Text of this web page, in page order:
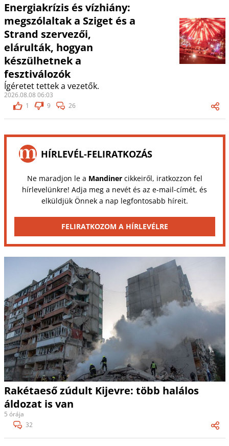
Energiakrízis és vízhiány:
megszólaltak a Sziget és a
Strand szervezői,
elárulták, hogyan
készülhetnek a
fesztiválozók
Ígéretet tettek a vezetők.
2026.08.08 06:03
1
9 26
HÍRLEVÉL-FELIRATKOZÁS
Ne maradjon le a Mandinercikkeiről, iratkozzon fel
hírlevelünkre! Adja meg a nevét és az e-mail-címét, és
elküldjük Önnek a nap legfontosabb híreit.
FELIRATKOZOM A HÍRLEVÉLRE
Rakétaeső zúdult Kijevre: több halálos
áldozat is van
5 órája
32